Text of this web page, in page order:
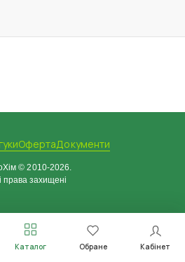
Каталог Обране Кабінет
ОфертаДокументи
© 2010-2026.
права захищені